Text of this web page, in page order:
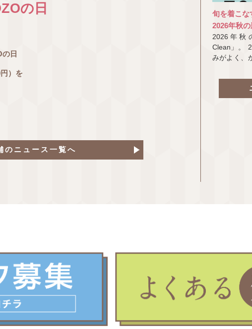
の日
日
）を
のニュース一覧へ
旬を着こな
2026年秋の
2026年秋
Clean」。
みがよく、